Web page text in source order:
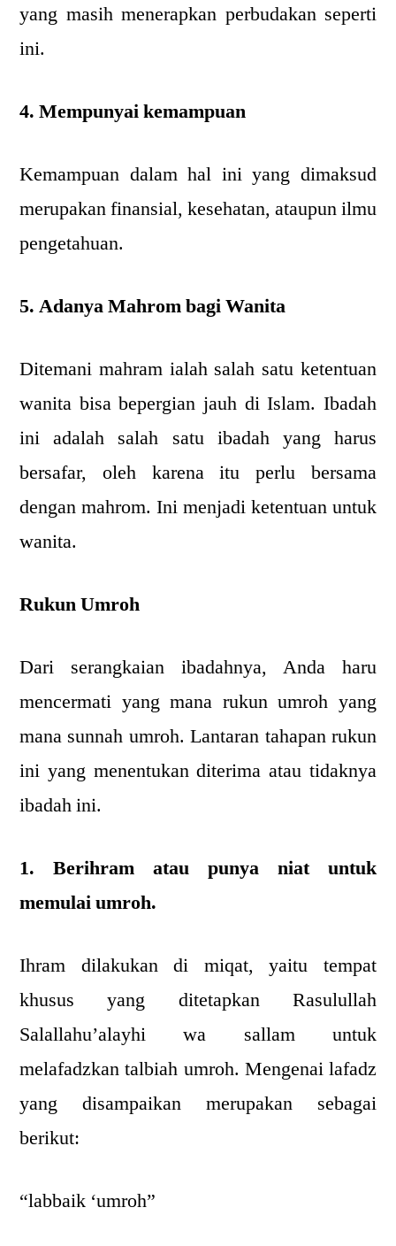
yang masih menerapkan perbudakan seperti
ini.
4. Mempunyai kemampuan
Kemampuan dalam hal ini yang dimaksud
merupakan finansial, kesehatan, ataupun ilmu
pengetahuan.
5. Adanya Mahrom bagi Wanita
Ditemani mahram ialah salah satu ketentuan
wanita bisa bepergian jauh di Islam. Ibadah
ini adalah salah satu ibadah yang harus
bersafar, oleh karena itu perlu bersama
dengan mahrom. Ini menjadi ketentuan untuk
wanita.
Rukun Umroh
Dari serangkaian ibadahnya, Anda haru
mencermati yang mana rukun umroh yang
mana sunnah umroh. Lantaran tahapan rukun
ini yang menentukan diterima atau tidaknya
ibadah ini.
1. Berihram atau punya niat untuk
memulai umroh.
Ihram dilakukan di miqat, yaitu tempat
khusus yang ditetapkan Rasulullah
Salallahu’alayhi wa sallam untuk
melafadzkan talbiah umroh. Mengenai lafadz
yang disampaikan merupakan sebagai
berikut:
“labbaik ‘umroh”